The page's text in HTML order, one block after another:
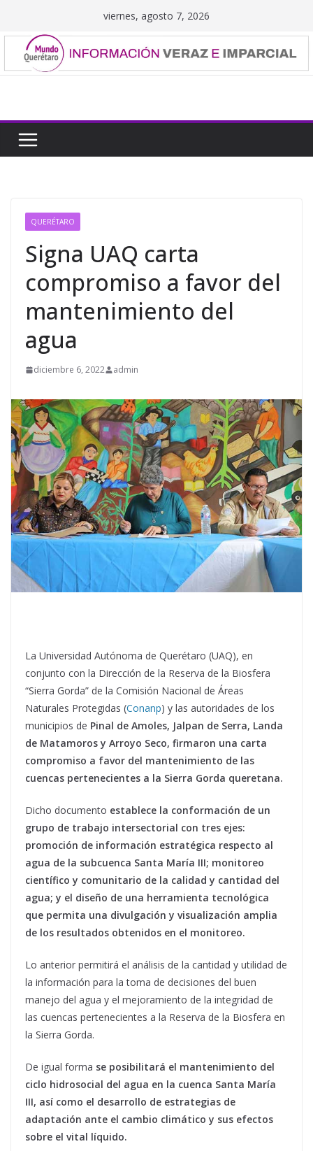
contenido
viernes, agosto 7, 2026
QUERÉTARO
Signa UAQ carta
compromiso a favor del
mantenimiento del
agua
diciembre 6, 2022 admin
La Universidad Autónoma de Querétaro (UAQ), en
conjunto con la Dirección de la Reserva de la Biosfera
“Sierra Gorda” de la Comisión Nacional de Áreas
Naturales Protegidas (Conanp) y las autoridades de los
municipios de Pinal de Amoles, Jalpan de Serra, Landa
de Matamoros y Arroyo Seco, firmaron una carta
compromiso a favor del mantenimiento de las
cuencas pertenecientes a la Sierra Gorda queretana.
Dicho documento establece la conformación de un
grupo de trabajo intersectorial con tres ejes:
promoción de información estratégica respecto al
agua de la subcuenca Santa María III; monitoreo
científico y comunitario de la calidad y cantidad del
agua; y el diseño de una herramienta tecnológica
que permita una divulgación y visualización amplia
de los resultados obtenidos en el monitoreo.
Lo anterior permitirá el análisis de la cantidad y utilidad de
la información para la toma de decisiones del buen
manejo del agua y el mejoramiento de la integridad de
las cuencas pertenecientes a la Reserva de la Biosfera en
la Sierra Gorda.
De igual forma se posibilitará el mantenimiento del
ciclo hidrosocial del agua en la cuenca Santa María
III, así como el desarrollo de estrategias de
adaptación ante el cambio climático y sus efectos
sobre el vital líquido.